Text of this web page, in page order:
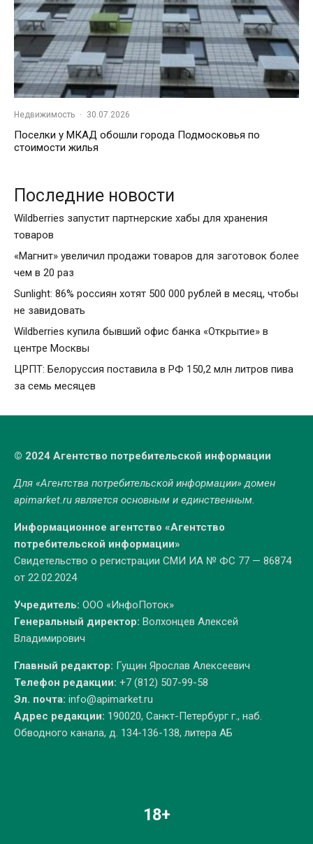
Недвижимость · 30.07.2026
Поселки у МКАД обошли города Подмосковья по
стоимости жилья
Последние новости
Wildberries запустит партнерские хабы для хранения
товаров
«Магнит» увеличил продажи товаров для заготовок более
чем в 20 раз
Sunlight: 86% россиян хотят 500 000 рублей в месяц, чтобы
не завидовать
Wildberries купила бывший офис банка «Открытие» в
центре Москвы
ЦРПТ: Белоруссия поставила в РФ 150,2 млн литров пива
за семь месяцев
© 2024 Агентство потребительской информации
Для «Агентства потребительской информации» домен
apimarket.ruявляется основным и единственным.
Информационное агентство «Агентство
потребительской информации»
Свидетельство о регистрации СМИ ИА № ФС 77 — 86874
от 22.02.2024
Учредитель: ООО «ИнфоПоток»
Генеральный директор: Волхонцев Алексей
Владимирович
Главный редактор: Гущин Ярослав Алексеевич
Телефон редакции: +7 (812) 507-99-58
Эл. почта: info@apimarket.ru
Адрес редакции: 190020, Санкт-Петербург г., наб.
Обводного канала, д. 134-136-138, литера АБ
18+